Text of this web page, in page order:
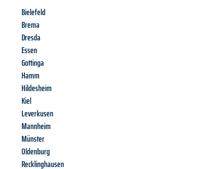
Bielefeld
Brema
Dresda
Essen
Gottinga
Hamm
Hildesheim
Kiel
Leverkusen
Mannheim
Münster
Oldenburg
Recklinghausen